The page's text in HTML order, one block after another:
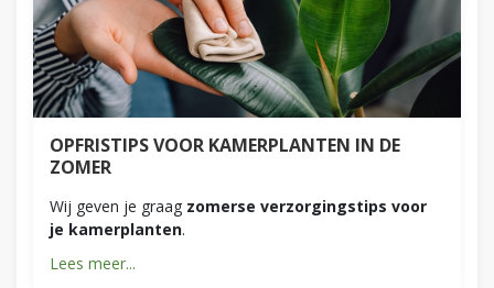
OPFRISTIPS VOOR KAMERPLANTEN IN DE
ZOMER
Wij geven je graag zomerse verzorgingstips voor
je kamerplanten.
Lees meer...